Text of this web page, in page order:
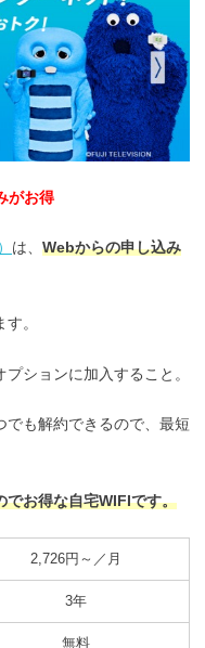
がお得
は、 Webからの申し込み
。
ションに加入すること。
でも解約できるので、最短
でお得な自宅WIFIです。
2,726円～／月
3年
無料